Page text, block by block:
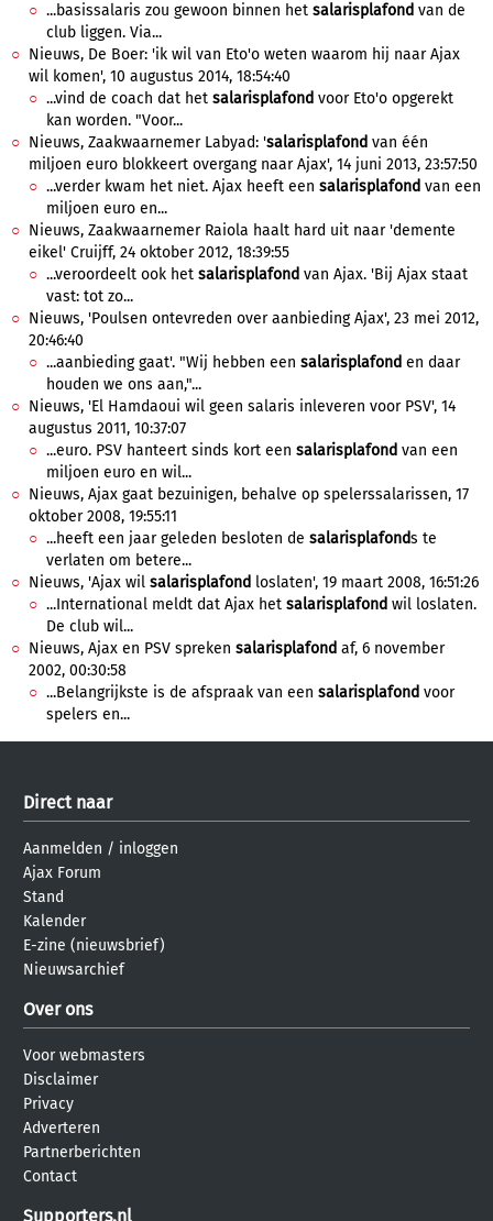
...basissalaris zou gewoon binnen het salarisplafond van de
club liggen. Via...
Nieuws, De Boer: 'ik wil van Eto'o weten waarom hij naar Ajax
wil komen', 10 augustus 2014, 18:54:40
...vind de coach dat het salarisplafond voor Eto'o opgerekt
kan worden. "Voor...
Nieuws, Zaakwaarnemer Labyad: 'salarisplafond van één
miljoen euro blokkeert overgang naar Ajax', 14 juni 2013, 23:57:50
...verder kwam het niet. Ajax heeft een salarisplafond van een
miljoen euro en...
Nieuws, Zaakwaarnemer Raiola haalt hard uit naar 'demente
eikel' Cruijff, 24 oktober 2012, 18:39:55
...veroordeelt ook het salarisplafond van Ajax. 'Bij Ajax staat
vast: tot zo...
Nieuws, 'Poulsen ontevreden over aanbieding Ajax', 23 mei 2012,
20:46:40
...aanbieding gaat'. "Wij hebben een salarisplafond en daar
houden we ons aan,"...
Nieuws, 'El Hamdaoui wil geen salaris inleveren voor PSV', 14
augustus 2011, 10:37:07
...euro. PSV hanteert sinds kort een salarisplafond van een
miljoen euro en wil...
Nieuws, Ajax gaat bezuinigen, behalve op spelerssalarissen, 17
oktober 2008, 19:55:11
...heeft een jaar geleden besloten de salarisplafonds te
verlaten om betere...
Nieuws, 'Ajax wil salarisplafond loslaten', 19 maart 2008, 16:51:26
...International meldt dat Ajax het salarisplafond wil loslaten.
De club wil...
Nieuws, Ajax en PSV spreken salarisplafond af, 6 november
2002, 00:30:58
...Belangrijkste is de afspraak van een salarisplafond voor
spelers en...
Direct naar
Aanmelden / inloggen
Ajax Forum
Stand
Kalender
E-zine (nieuwsbrief)
Nieuwsarchief
Over ons
Voor webmasters
Disclaimer
Privacy
Adverteren
Partnerberichten
Contact
Supporters.nl